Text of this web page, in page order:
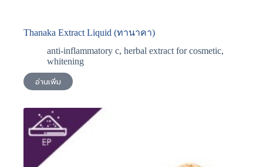
Thanaka Extract Liquid (ทานาคา)
anti-inflammatory c, herbal extract for cosmetic,
whitening
อ่านเพิ่ม